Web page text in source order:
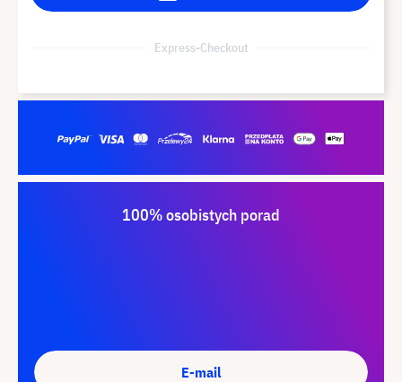
Express-Checkout
100% osobistych porad
E-mail